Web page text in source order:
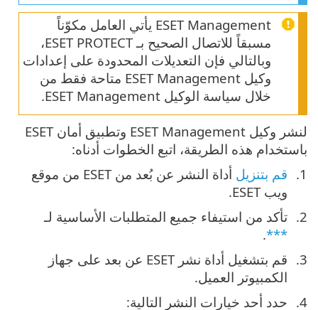
ESET Management يأتي العامل مكوّناً
مسبقاً للاتصال الصحيح بـ ESET PROTECT،
وبالتالي فإن التعديلات المحدودة على إعدادات
وكيل ESET Management متاحة فقط من
خلال سياسة الوكيل ESET Management.
لنشر وكيل ‎ESET Management وتطبيق أمان ESET
باستخدام هذه الطريقة، اتبع الخطوات أدناه:
قم بتنزيل
أداة النشر عن بُعد من ESET من موقع
ويب ESET.
تأكد من استيفاء جميع المتطلبات الأساسية لـ
***
.
قم بتشغيل أداة نشر ESET عن بعد على جهاز
الكمبيوتر العميل.
حدد أحد خيارات النشر التالية: